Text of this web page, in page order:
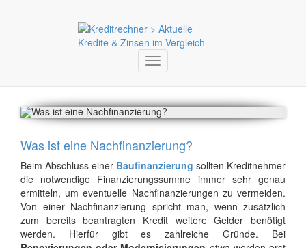
Toggle
navigation
Was ist eine Nachfinanzierung?
Beim Abschluss einer Baufinanzierung sollten Kreditnehmer
die notwendige Finanzierungssumme immer sehr genau
ermitteln, um eventuelle Nachfinanzierungen zu vermeiden.
Von einer Nachfinanzierung spricht man, wenn zusätzlich
zum bereits beantragten Kredit weitere Gelder benötigt
werden. Hierfür gibt es zahlreiche Gründe. Bei